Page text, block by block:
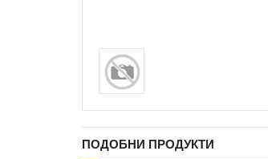
ПОДОБНИ ПРОДУКТИ